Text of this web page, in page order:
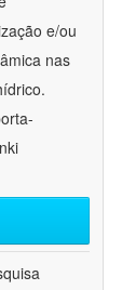
e/ou
nas